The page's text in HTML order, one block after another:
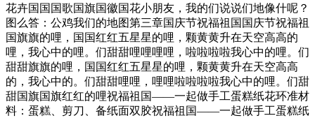
花卉国国国歌国旗国徽国花小朋友，我的们说说们地像什呢？
图么答：公鸡我们的地图第三章国庆节祝福祖国国庆节祝福祖
国旗旗的哩，国国红红五星星的哩，颗黄黄升在天空高高的
哩，我心中的哩。们甜甜哩哩哩哩，啦啦啦啦我心中的哩。们
甜甜旗旗的哩，国国红红五星星的哩，颗黄黄升在天空高高
的，我心中的。们甜甜哩哩，哩哩啦啦啦啦我心中的哩。们甜
甜国旗国旗红红的哩祝福祖国——一起做手工蛋糕纸花环准材
料：蛋糕、剪刀、备纸面双胶祝福祖国——一起做手工蛋糕纸